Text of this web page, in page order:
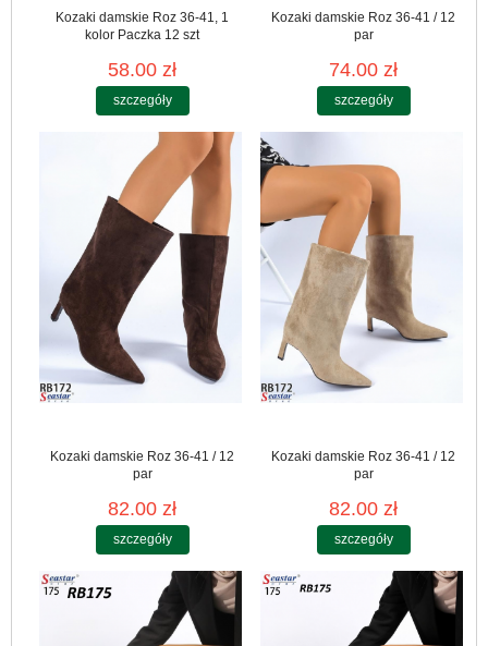
Kozaki damskie Roz 36-41, 1
kolor Paczka 12 szt
58.00 zł
szczegóły
Kozaki damskie Roz 36-41 / 12
par
74.00 zł
szczegóły
Kozaki damskie Roz 36-41 / 12
par
82.00 zł
szczegóły
Kozaki damskie Roz 36-41 / 12
par
82.00 zł
szczegóły